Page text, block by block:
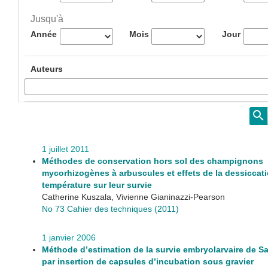
Jusqu'à
Année Mois Jour
Auteurs
1 juillet 2011
Méthodes de conservation hors sol des champignons
mycorhizogènes à arbuscules et effets de la
température sur leur survie
Catherine Kuszala, Vivienne Gianinazzi-Pearson
No 73 Cahier des techniques (2011)
1 janvier 2006
Méthode d’estimation de la survie embryolarvaire de
par insertion de capsules d’incubation sous gravier